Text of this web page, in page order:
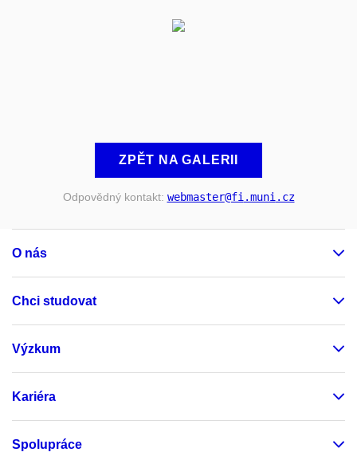
ZPĚT NA GALERII
Odpovědný kontakt: webmaster@fi .muni .cz
O nás
Chci studovat
Výzkum
Kariéra
Spolupráce